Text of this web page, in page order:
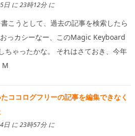
日 に 23時12分 に
こうとして、過去の記事を検索したら
っカシーなー、このMagic Keyboard
ちゃったかな。 それはさておき、今年
M
ココログフリーの記事を編集できなく
日 に 23時57分 に